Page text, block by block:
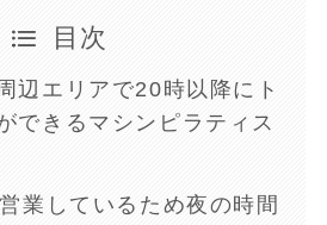
目次
辺エリアで20時以降にト
できるマシンピラティス
業しているため夜の時間